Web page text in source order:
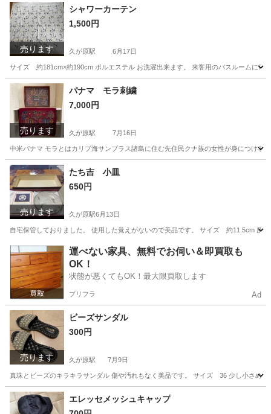
東京 大田区
売ります
シャワーカーテン
1,500円
久が原駅 6月17日
サイズ 約181cm×約190cm ポルエステル お洗濯出来ます。 来客用のバスルームに吊
東京 大田区 久が原駅 その他
売ります
パナマ モラ刺繍
7,000円
久が原駅 7月16日
中米パナマ モラとはカリブ海サンブラス諸島に住む先住民クナ族の女性が身につけ
東京 大田区 久が原駅 ファブリック、カバー
売ります
たち吉 小皿
650円
久が原駅6月13日
自宅保管しておりました。 使用した覚えがないので美品です。 サイズ 約11.5cm 所
東京 大田区 久が原駅 食器 たち吉
運べない家具、無料でお伺い＆即買取も
OK！
状態が悪くてもOK！最大限買取します
プリフラ Ad
売ります
ビーズサンダル
300円
久が原駅 7月9日
真珠とビーズのキラキラサンダル 傷や汚れもなく美品です。 サイズ 36 少し小さめで
東京 大田区 久が原駅 真珠
エレッセメッシュキャップ